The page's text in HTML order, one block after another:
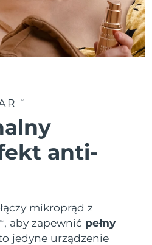
TM
anti-
łączy mikroprąd z
TM, aby zapewnić pełny
jedyne urządzenie